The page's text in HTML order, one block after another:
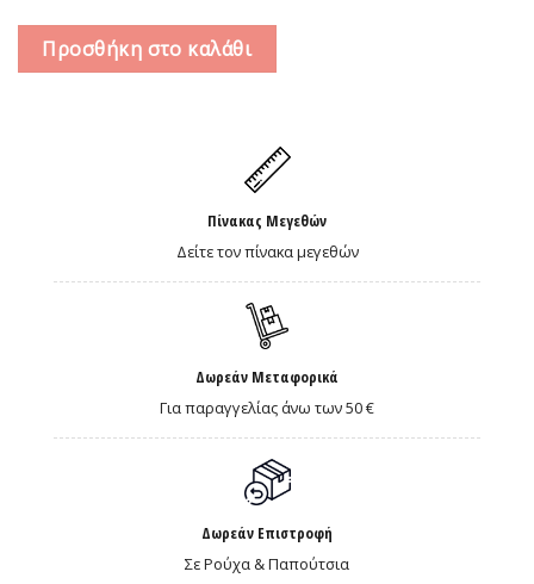
Προσθήκη στο καλάθι
Πίνακας Μεγεθών
Δείτε τον πίνακα μεγεθών
Δωρεάν Μεταφορικά
Για παραγγελίας άνω των 50 €
Δωρεάν Επιστροφή
Σε Ρούχα & Παπούτσια